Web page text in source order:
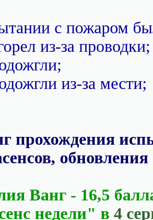
с пожаром
из-за проводки;
из-за мести;
прохождения
Ванг - 16,5
недели" в 4